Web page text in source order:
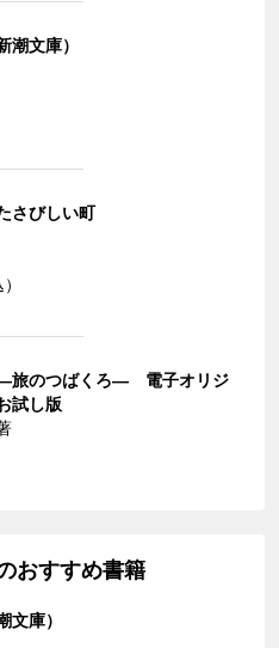
潮文庫）
さびしい町
旅のつばくろ― 電子オリジ
試し版
おすすめ書籍
文庫）